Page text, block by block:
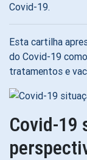
Covid-19.
Esta cartilha
do Covid-19
tratamentos e
Covid-19